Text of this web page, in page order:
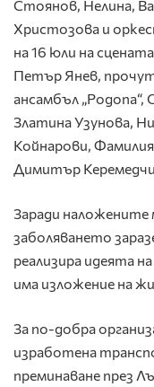
Стоянов, Нелина,
Христозова и
на 16 юли на
Петър Янев,
ансамбъл „Родопа“,
Златина Узунова,
Койнарови,
Димитър
Заради наложените
заболяването
реализира идеята
има изложение на
За по-добра
изработена
преминаване през